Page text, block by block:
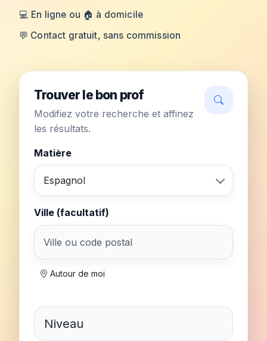
💻 En ligne ou 🏠 à domicile
💬 Contact gratuit, sans commission
Trouver le bon prof
Modifiez votre recherche et affinez
les résultats.
Matière
Espagnol
Ville (facultatif)
Autour de moi